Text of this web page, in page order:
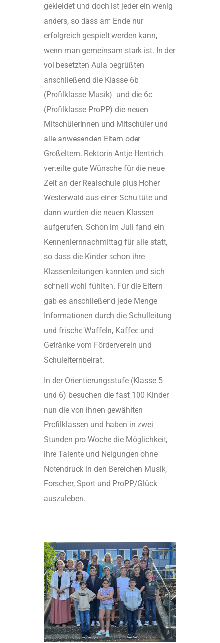
gekleidet und doch ist jeder ein wenig
anders, so dass am Ende nur
erfolgreich gespielt werden kann,
wenn man gemeinsam stark ist. In der
vollbesetzten Aula begrüßten
anschließend die Klasse 6b
(Profilklasse Musik) und die 6c
(Profilklasse ProPP) die neuen
Mitschülerinnen und Mitschüler und
alle anwesenden Eltern oder
Großeltern. Rektorin Antje Hentrich
verteilte gute Wünsche für die neue
Zeit an der Realschule plus Hoher
Westerwald aus einer Schultüte und
dann wurden die neuen Klassen
aufgerufen. Schon im Juli fand ein
Kennenlernnachmittag für alle statt,
so dass die Kinder schon ihre
Klassenleitungen kannten und sich
schnell wohl fühlten. Für die Eltern
gab es anschließend jede Menge
Informationen durch die Schulleitung
und frische Waffeln, Kaffee und
Getränke vom Förderverein und
Schulelternbeirat.
In der Orientierungsstufe (Klasse 5
und 6) besuchen die fast 100 Kinder
nun die von ihnen gewählten
Profilklassen und haben in zwei
Stunden pro Woche die Möglichkeit,
ihre Talente und Neigungen ohne
Notendruck in den Bereichen Musik,
Forscher, Sport und ProPP/Glück
auszuleben.